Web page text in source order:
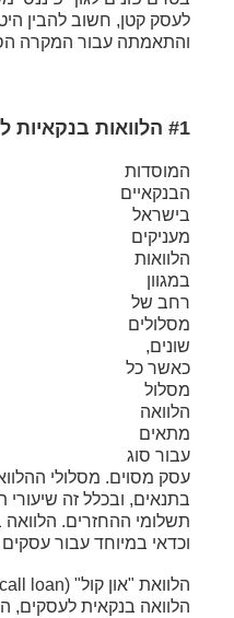
לעסק קטן, חשוב להבין
והתאמתה עבור המקרה
#1 הלוואות בנקאיות לעסקים קטנים
המוסדות
הבנקאיים
בישראל
מעניקים
הלוואות
במגוון
רחב של
מסלולים
שונים,
כאשר כל
מסלול
הלוואה
מתאים
עבור סוג
עסק מסוים. מסלולי
בתנאים, ובכלל זה שיעורי
תשלומי ההחזרים. הלוואה
וכדאי במיוחד עבור
הלוואה בנקאית לעסקים,